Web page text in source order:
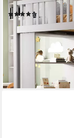
3 großen Staufächern
(5)
549,99 € UVP 899,99 €
-39%
lieferbar - in 5-6